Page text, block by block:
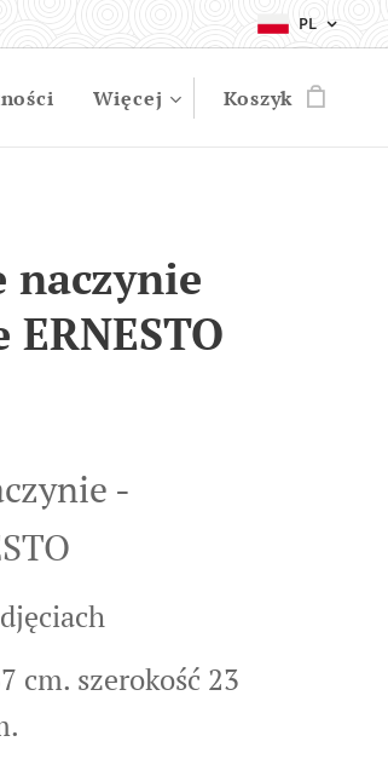
PL
Więcej Koszyk
naczynie
-
cm. szerokość 23